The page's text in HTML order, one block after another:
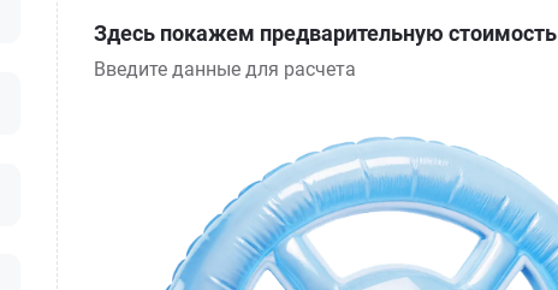
Здесь покажем предварительную стоимость
Введите данные для расчета